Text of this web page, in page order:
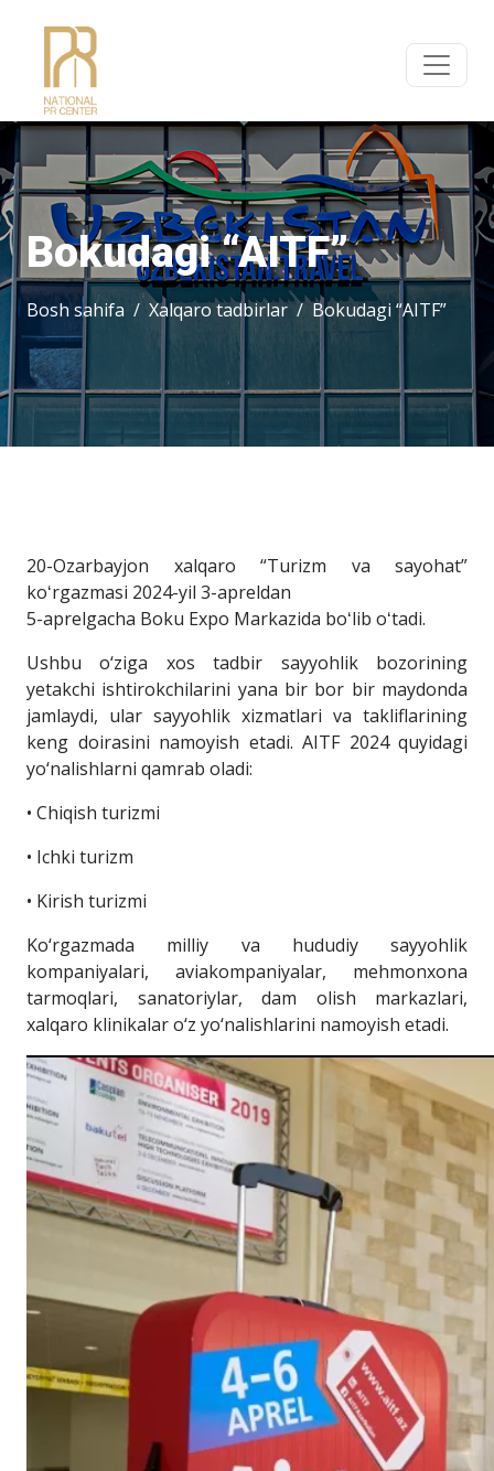
Bokudagi “AITF”
Bosh sahifa Xalqaro tadbirlar Bokudagi “AITF”
20-Ozarbayjon xalqaro “Turizm va sayohat”
koʻrgazmasi 2024-yil 3-apreldan
5-aprelgacha Boku Expo Markazida boʻlib oʻtadi.
Ushbu o‘ziga xos tadbir sayyohlik bozorining
yetakchi ishtirokchilarini yana bir bor bir maydonda
jamlaydi, ular sayyohlik xizmatlari va takliflarining
keng doirasini namoyish etadi. AITF 2024 quyidagi
yo‘nalishlarni qamrab oladi:
• Chiqish turizmi
• Ichki turizm
• Kirish turizmi
Ko‘rgazmada milliy va hududiy sayyohlik
kompaniyalari, aviakompaniyalar, mehmonxona
tarmoqlari, sanatoriylar, dam olish markazlari,
xalqaro klinikalar o‘z yo‘nalishlarini namoyish etadi.